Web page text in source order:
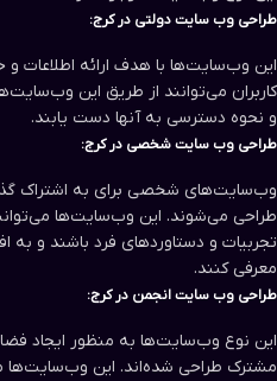
طراحی وب سایت‌ دولتی در کرج:
این وب‌سایت‌ها با هدف ارائه اطلاعات
کاربران می‌توانند از طریق این
و نحوه دسترسی به آنها دست یابند.
طراحی وب سایت‌ شخصی در کرج:
وب‌سایت‌های شخصی برای به اشتراک
طراحی می‌شوند. این وب‌سایت‌ها
تجربیات و دستاوردهای فرد باشند و به
معرفی کنند.
طراحی وب سایت‌ انجمن در کرج:
این نوع وب‌سایت‌ها به منظور ایجاد
مشترک طراحی شده‌اند. این وب‌سایت‌ها